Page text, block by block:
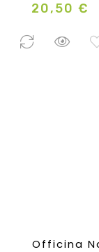
Prezzo
20,50 €
Officina